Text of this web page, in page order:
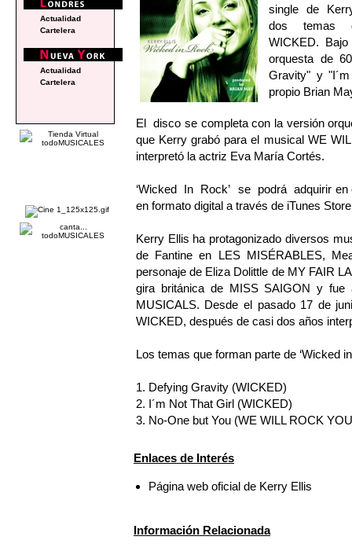
single de
dos temas
WICKED.
orquesta de
Gravity" y
propio Brian
El disco se completa con la versión
que Kerry grabó para el musical WE
interpretó la actriz Eva María Cortés.
‘Wicked In Rock’ se podrá adquirir en
en formato digital a través de iTunes
Kerry Ellis ha protagonizado diversos
de Fantine en LES MISÉRABLES,
personaje de Eliza Dolittle de MY FAIR
gira británica de MISS SAIGON y
MUSICALS. Desde el pasado 17 de
WICKED, después de casi dos años
Los temas que forman parte de ‘Wicked
1. Defying Gravity (WICKED)
2. I´m Not That Girl (WICKED)
3. No-One but You (WE WILL ROCK
Enlaces de Interés
Página web oficial de Kerry Ellis
Información Relacionada
Actualidad
Cartelera
Actualidad
Cartelera